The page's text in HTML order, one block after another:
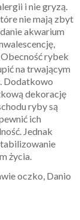
i nie gryzą.
nie mają zbyt
akwarium
rybek
na trwającym
Dodatkowo
dekorację
ryby są
ich
Jednak
życia.
oczko, Danio